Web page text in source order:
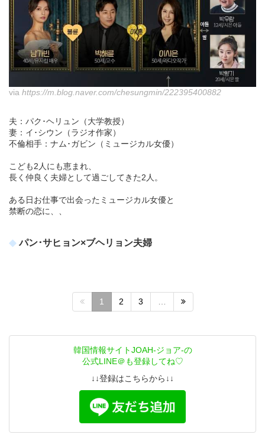
via https://m.blog.naver.com/chesungmin/222395400882
夫：パク･ヘリュン（大学教授）
妻：イ･シウン（ラジオ作家）
不倫相手：ナム･ガビン（ミュージカル女優）
こども2人にも恵まれ、
長く仲良く夫婦として過ごしてきた2人。
ある日お仕事で出会ったミュージカル女優と
禁断の恋に、、
パン･サヒョン×ブヘリョン夫婦
1 2 3 …
韓国情報サイトJOAH-ジョア-の
公式LINE＠も登録してね♡
↓↓登録はこちらから↓↓